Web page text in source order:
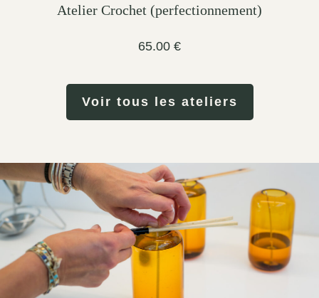
Atelier Crochet (perfectionnement)
65.00 €
Voir tous les ateliers